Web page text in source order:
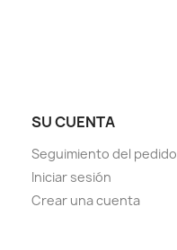
SU CUENTA
Seguimiento del pedido
Iniciar sesión
Crear una cuenta